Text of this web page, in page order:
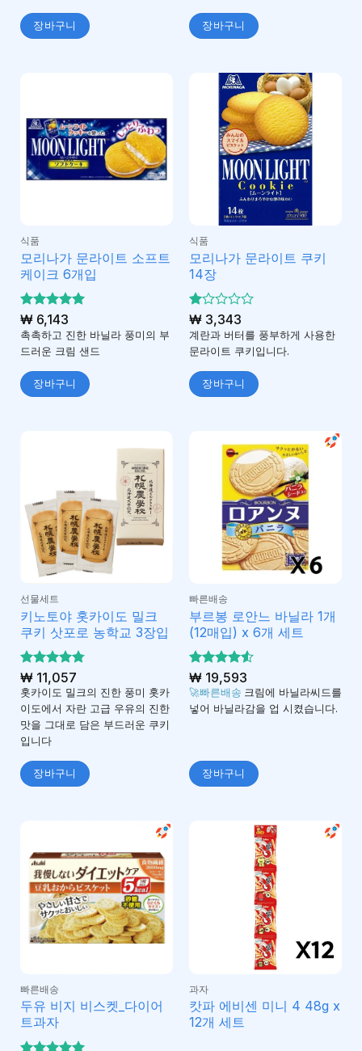
장바구니 장바구니
식품
모리나가 문라이트 소프트
케이크 6개입
5 중에서
5로 평가
됨
₩6,143
촉촉하고 진한 바닐라 풍미의 부
드러운 크림 샌드
장바구니
식품
모리나가 문라이트 쿠키
14장
5
중
에
서
1
로
평
₩3,343
계란과 버터를 풍부하게 사용한
문라이트 쿠키입니다.
장바구니
선물세트
키노토야 홋카이도 밀크
쿠키 삿포로 농학교 3장입
5 중에서
4.75로 평
가됨
₩11,057
홋카이도 밀크의 진한 풍미 홋카
이도에서 자란 고급 우유의 진한
맛을 그대로 담은 부드러운 쿠키
입니다
장바구니
빠른배송
부르봉 로안느 바닐라 1개
(12매입) x 6개 세트
5 중에서
4.5로 평
가됨
₩19,593
🚀빠른배송 크림에 바닐라씨드를
넣어 바닐라감을 업 시켰습니다.
장바구니
빠른배송
두유 비지 비스켓_다이어
트과자
과자
캇파 에비센 미니 4 48g x
12개 세트